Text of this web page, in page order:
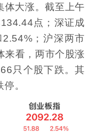
体大涨。截至上午
点；深证成
；沪深两市
来看，两市个股涨
只个股下跌。其
。